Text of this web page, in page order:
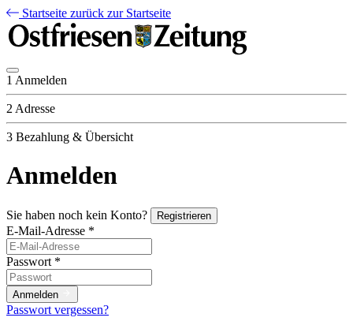
Startseite zurück zur Startseite
1 Anmelden
2 Adresse
3 Bezahlung & Übersicht
Anmelden
Sie haben noch kein Konto? Registrieren
E-Mail-Adresse *
Passwort *
Anmelden
Passwort vergessen?